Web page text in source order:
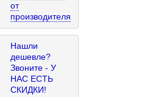
от
производителя
Нашли
дешевле?
Звоните - У
НАС ЕСТЬ
СКИДКИ!